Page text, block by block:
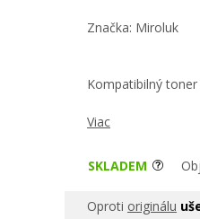
Značka: Miroluk
Kompatibilný toner
Viac
SKLADEM
Oproti originálu